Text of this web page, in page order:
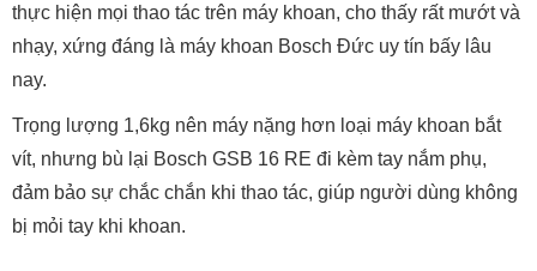
thực hiện mọi thao tác trên máy khoan, cho thấy rất mướt và
nhạy, xứng đáng là máy khoan Bosch Đức uy tín bấy lâu
nay.
Trọng lượng 1,6kg nên máy nặng hơn loại máy khoan bắt
vít, nhưng bù lại Bosch GSB 16 RE đi kèm tay nắm phụ,
đảm bảo sự chắc chắn khi thao tác, giúp người dùng không
bị mỏi tay khi khoan.